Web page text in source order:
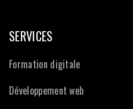
SERVICES
Formation digitale
Développement web